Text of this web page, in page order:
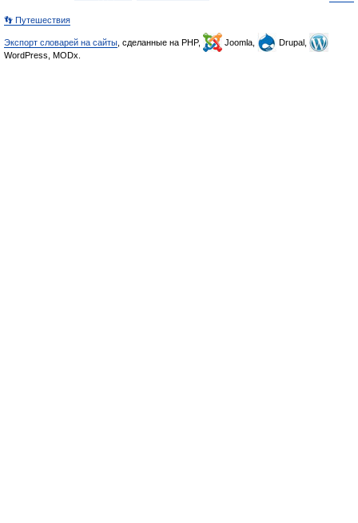
👣 Путешествия
Экспорт словарей на сайты , сделанные на PHP, Joomla,
Drupal,
WordPress, MODx.